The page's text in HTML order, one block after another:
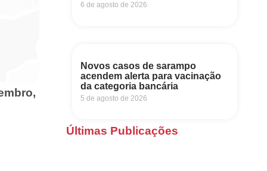
6 de agosto de 2026
Novos casos de sarampo
acendem alerta para vacinação
da categoria bancária
5 de agosto de 2026
Últimas Publicações